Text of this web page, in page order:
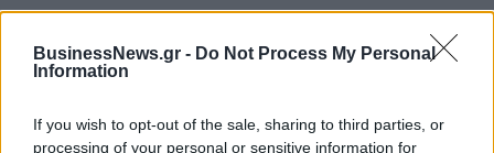
BusinessNews.gr - Do Not Process My Personal
Information
If you wish to opt-out of the sale, sharing to third parties, or
processing of your personal or sensitive information for
ΔΗΜΟΦΙΛΗ